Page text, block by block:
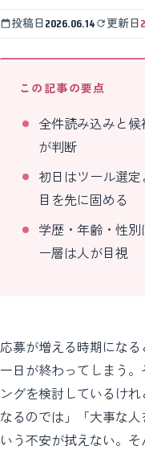
投稿日2026.06.14 更新日
この記事の要点
全件読み込みと
が判断
初日はツール選
目を先に固める
学歴・年齢・性
ー層は人が目視
応募が増える時期にな
一日が終わってしまう
ングを検討しているけ
なるのでは」「大事な
いう不安が拭えない。